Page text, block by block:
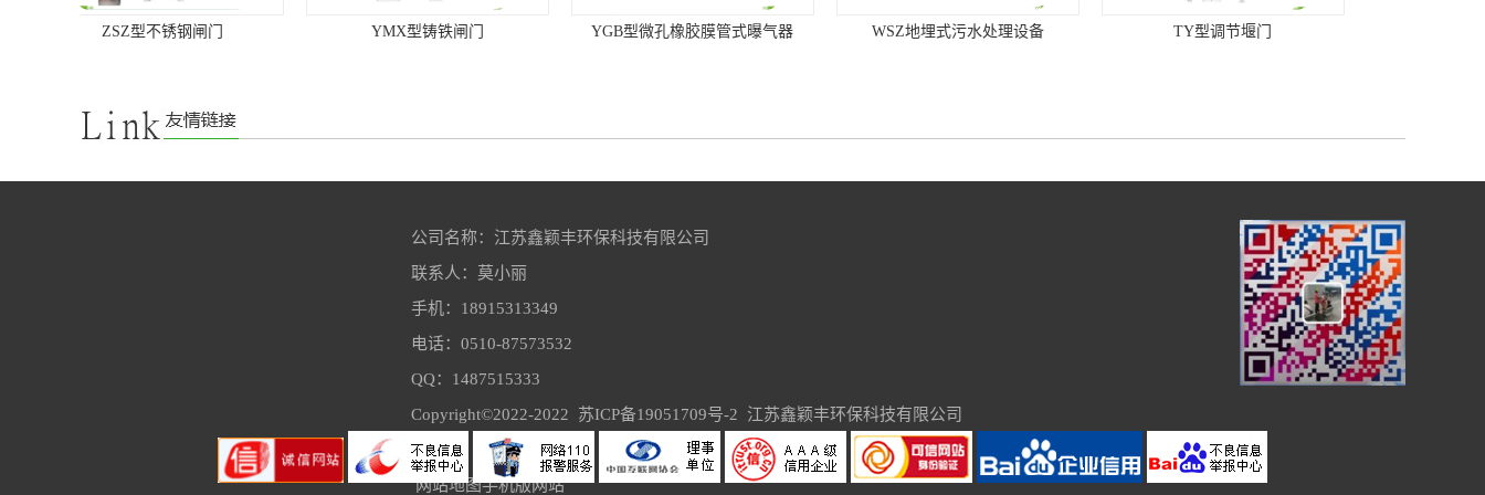
YMX型铸铁闸门 YGB型微孔橡胶膜管式曝气器 WSZ地埋式污水处理设备 TY型调节堰门 QZM型不锈钢渠道闸门
高效沉淀池工艺 ZSZ型不锈钢闸门
公司名称： 江苏鑫颖丰环保科技有限公司
联系人：莫小丽
手机：18915313349
电话：0510-87573532
QQ：1487515333
Copyright©2022-2022 苏ICP备19051709号-2 江苏鑫颖丰环保科技有限公司
网站地图手机版网站